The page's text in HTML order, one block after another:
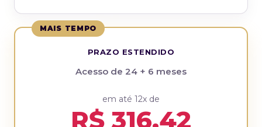
MAIS TEMPO
PRAZO ESTENDIDO
Acesso de 24 + 6 meses
em até 12x de
R$ 316,42